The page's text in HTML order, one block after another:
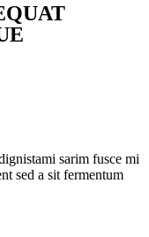
sarim fusce mi
sed a sit fermentum